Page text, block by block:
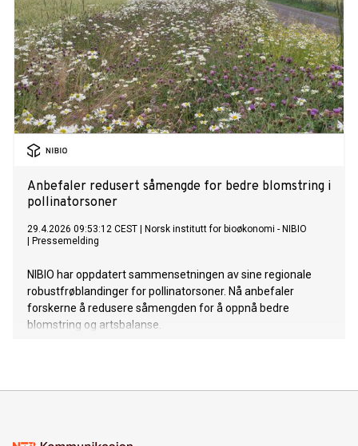
Anbefaler redusert såmengde for bedre blomstring i
pollinatorsoner
29.4.2026 09:53:12 CEST
Norsk institutt for bioøkonomi - NIBIO
Pressemelding
NIBIO har oppdatert sammensetningen av sine regionale
robustfrøblandinger for pollinatorsoner. Nå anbefaler
forskerne å redusere såmengden for å oppnå bedre
blomstring og artsbalanse.